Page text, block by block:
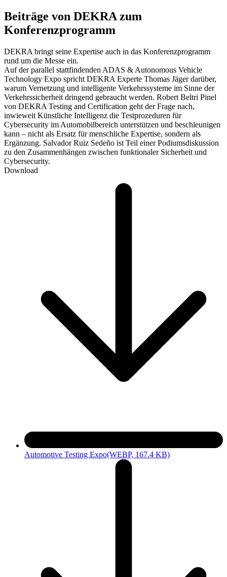
Beiträge von DEKRA zum
Konferenzprogramm
DEKRA bringt seine Expertise auch in das Konferenzprogramm
rund um die Messe ein.
Auf der parallel stattfindenden ADAS & Autonomous Vehicle
Technology Expo spricht DEKRA Experte Thomas Jäger darüber,
warum Vernetzung und intelligente Verkehrssysteme im Sinne der
Verkehrssicherheit dringend gebraucht werden. Robert Beltri Pinel
von DEKRA Testing and Certification geht der Frage nach,
inwieweit Künstliche Intelligenz die Testprozeduren für
Cybersecurity im Automobilbereich unterstützen und beschleunigen
kann – nicht als Ersatz für menschliche Expertise, sondern als
Ergänzung. Salvador Ruiz Sedeño ist Teil einer Podiumsdiskussion
zu den Zusammenhängen zwischen funktionaler Sicherheit und
Cybersecurity.
Download
Automotive Testing Expo(WEBP, 167.4 KB)